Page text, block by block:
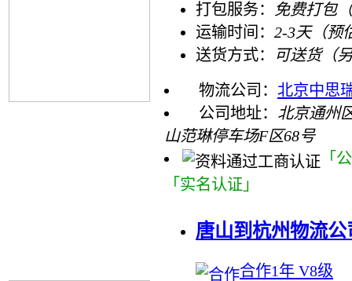
打包服务：
免费打包
运输时间： 2-3天（预
送货方式：
可送货（
物流公司： 北京中思
公司地址： 北京通州
山范琳停车场F区68号
「
「实名认证」
唐山到杭州物流
合作1年 V8级